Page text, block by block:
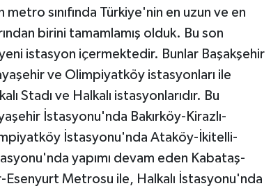
sınıfında Türkiye'nin en uzun ve en
birini tamamlamış olduk. Bu son
istasyon içermektedir. Bunlar Başakşehir
ve Olimpiyatköy istasyonları ile
Stadı ve Halkalı istasyonlarıdır. Bu
İstasyonu'nda Bakırköy-Kirazlı-
İstasyonu'nda Ataköy-İkitelli-
yapımı devam eden Kabataş-
Metrosu ile, Halkalı İstasyonu'nda